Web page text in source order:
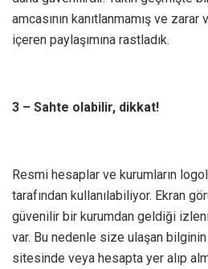
amcasının kanıtlanmamış ve
içeren paylaşımına rastladık.
3 – Sahte olabilir, dikkat!
Resmi hesaplar ve kurumların
tarafından kullanılabiliyor. Ekran
güvenilir bir kurumdan geldiği
var. Bu nedenle size ulaşan
sitesinde veya hesapta yer alıp